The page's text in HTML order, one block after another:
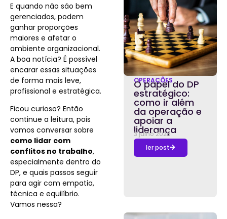
E quando não são bem
gerenciados, podem
ganhar proporções
maiores e afetar o
ambiente organizacional.
A boa notícia? É possível
encarar essas situações
de forma mais leve,
profissional e estratégica.
Ficou curioso? Então
continue a leitura, pois
vamos conversar sobre
como lidar com
conflitos no trabalho,
especialmente dentro do
DP, e quais passos seguir
para agir com empatia,
técnica e equilíbrio.
Vamos nessa?
OPERAÇÕES
O papel do DP
estratégico:
como ir além
da operação e
apoiar a
liderança
3 julho 2026
ler post